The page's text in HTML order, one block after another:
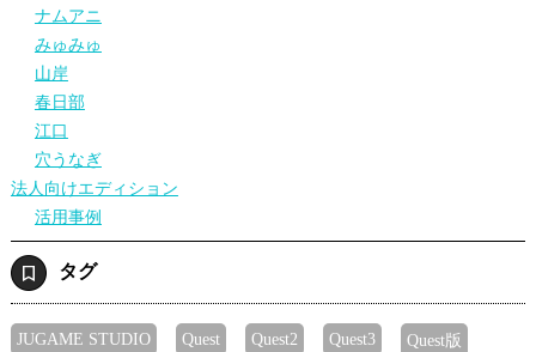
ナムアニ
みゅみゅ
山岸
春日部
江口
穴うなぎ
法人向けエディション
活用事例
タグ
JUGAME STUDIO Quest Quest2 Quest3 Quest版